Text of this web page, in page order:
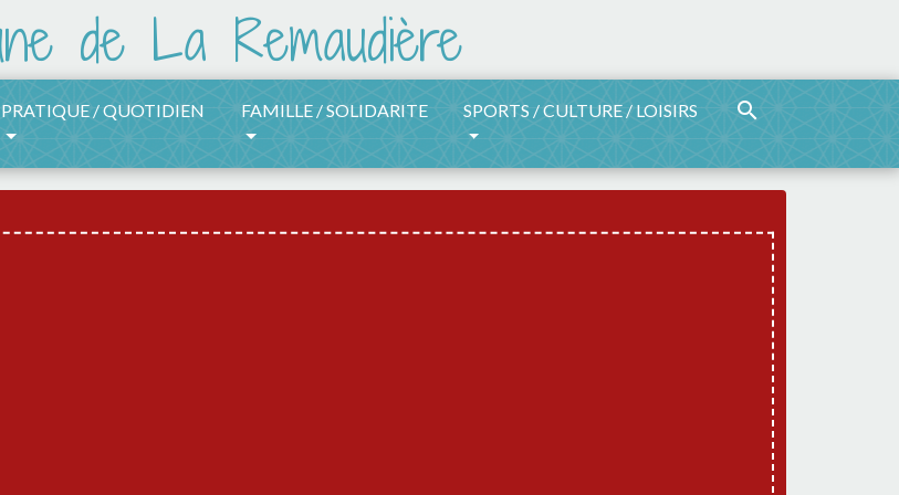
PRATIQUE / QUOTIDIEN FAMILLE / SOLIDARITE SPORTS / CULTURE / LOISIRS search